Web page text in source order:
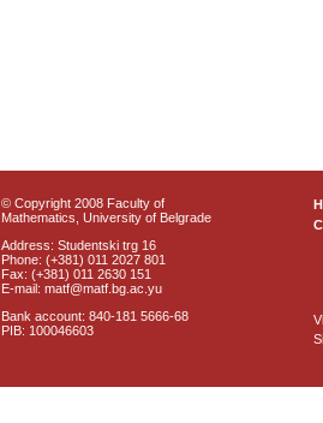
© Copyright 2008 Faculty of
Mathematics, University of Belgrade
Address: Studentski trg 16
Phone: (+381) 011 2027 801
Fax: (+381) 011 2630 151
E-mail: matf@matf.bg.ac.yu
Bank account: 840-181 5666-68
PIB: 100046603